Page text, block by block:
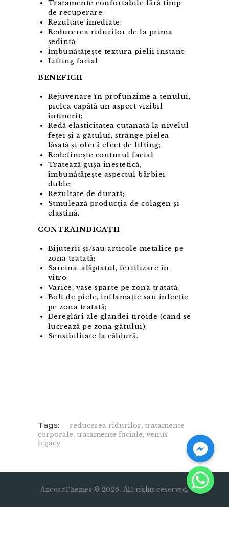
Tratamente confortabile fără timp
de recuperare;
Rezultate imediate;
Reducerea ridurilor de la prima
ședintă;
Îmbunătățește textura pielii instant;
Lifting facial.
BENEFICII
Rejuvenare în profunzime a tenului,
pielea capătă un aspect vizibil
întinerit;
Redă elasticitatea cutanată la nivelul
feței și a gâtului, strânge pielea
lăsată și oferă efect de lifting;
Redefinește conturul facial;
Tratează gușa inestetică,
îmbunătățește aspectul bărbiei
duble;
Rezultate de durată;
Stmulează producția de colagen și
elastină.
CONTRAINDICAȚII
Bijuterii și/sau articole metalice pe
zona tratată;
Sarcina, alăptatul, fertilizare în
vitro;
Varice, vase sparte pe zona tratată;
Boli de piele, inflamație sau infecție
pe zona tratată;
Dereglări ale glandei tiroide (când se
lucrează pe zona gâtului);
Sensibilitate la căldură.
Tags: reducerea ridurilor, tratamente
corporale, tratamente faciale, venus
legacy
AncoraThemes © 2026. All rights reserved.